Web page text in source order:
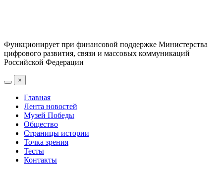
Функционирует при финансовой поддержке Министерства
цифрового развития, связи и массовых коммуникаций
Российской Федерации
×
Главная
Лента новостей
Музей Победы
Общество
Страницы истории
Точка зрения
Тесты
Контакты